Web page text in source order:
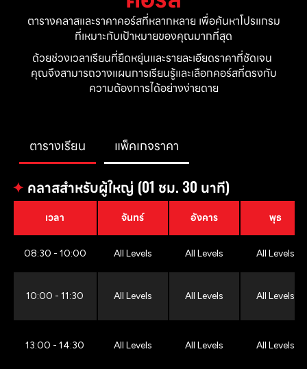
ตารางคลาสและราคาคอร์สที่หลากหลาย เพื่อค้นหาโปรแกรม
ที่เหมาะกับเป้าหมายของคุณมากที่สุด
ด้วยช่วงเวลาเรียนที่ยืดหยุ่นและรายละเอียดราคาที่ชัดเจน
คุณจึงสามารถวางแผนการเรียนรู้และเลือกคอร์สที่ตรงกับ
ความต้องการได้อย่างง่ายดาย
ตารางเรียน แพ็คเกจราคา
✦ คลาสสำหรับผู้ใหญ่ (01 ชม. 30 นาที)
เวลา จันทร์ อังคาร พุธ
08:30 - 10:00 All Levels All Levels All Levels
10:00 - 11:30 All Levels All Levels All Levels
13:00 - 14:30 All Levels All Levels All Levels